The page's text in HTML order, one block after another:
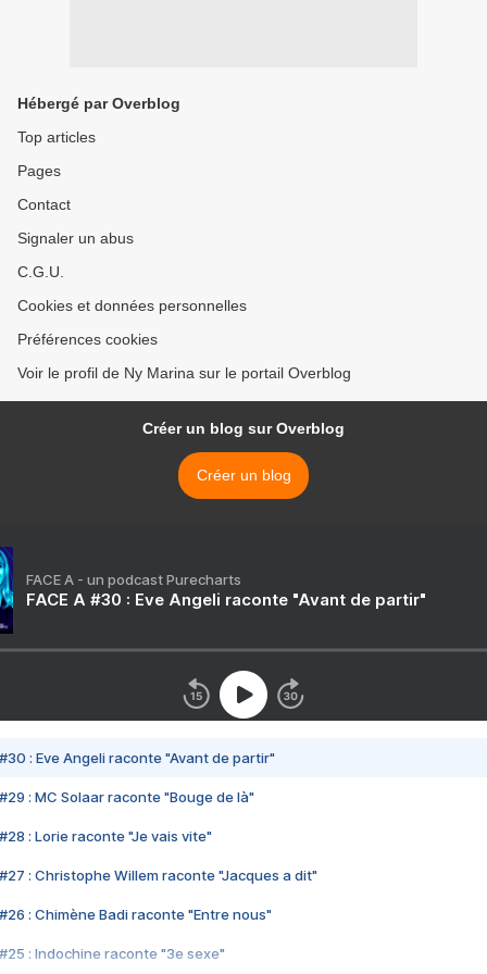
Hébergé par Overblog
Top articles
Pages
Contact
Signaler un abus
C.G.U.
Cookies et données personnelles
Préférences cookies
Voir le profil de Ny Marina sur le portail Overblog
Créer un blog sur Overblog
Créer un blog
FACE A - un podcast Purecharts
FACE A #30 : Eve Angeli raconte "Avant de partir"
#30 : Eve Angeli raconte "Avant de partir"
#29 : MC Solaar raconte "Bouge de là"
#28 : Lorie raconte "Je vais vite"
#27 : Christophe Willem raconte "Jacques a dit"
#26 : Chimène Badi raconte "Entre nous"
#25 : Indochine raconte "3e sexe"